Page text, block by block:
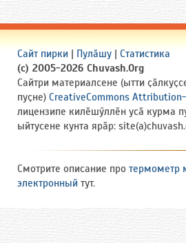
Сайт пирки Пулӑшу
Статистика
(c) 2005-2026 Chuvash.Org
Сайтри материалсене (ытти
пуҫне) CreativeCommons
лицензипе килӗшӳллӗн усӑ курма
ыйтусене кунта ярӑр:
Смотрите описание про термометр
электронный тут.